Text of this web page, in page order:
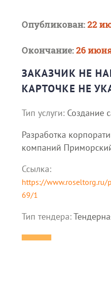
Опубликован:22
Окончание:26
ЗАКАЗЧИК НЕ
КАРТОЧКЕ НЕ
Тип услуги: Создание
Разработка
компаний
Ссылка:
https://www.roseltorg.ru/
69/1
Тип тендера: